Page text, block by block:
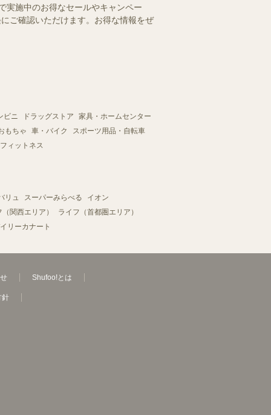
実施中のお得なセールやキャンペー
ご確認いただけます。お得な情報をぜ
ビニ ドラッグストア
家具・ホームセンター
もちゃ
車・バイク
スポーツ用品・自転車
ィットネス
リュ スーパーみらべる
イオン
関西エリア）
ライフ（首都圏エリア）
リーカナート
Shufoo!とは
針